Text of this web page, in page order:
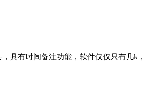
具有时间备注功能，软件仅仅只有几